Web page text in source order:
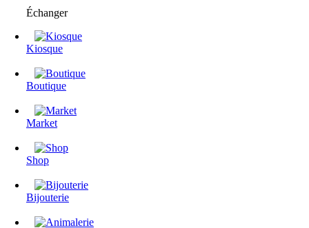
Échanger
Kiosque
Boutique
Market
Shop
Bijouterie